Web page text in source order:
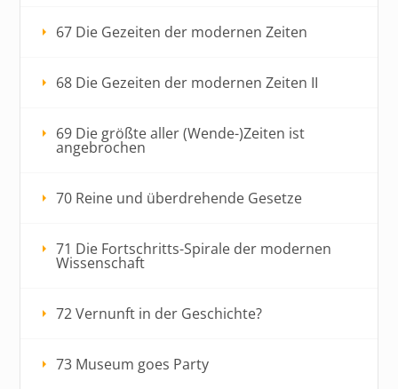
67 Die Gezeiten der modernen Zeiten
68 Die Gezeiten der modernen Zeiten II
69 Die größte aller (Wende-)Zeiten ist
angebrochen
70 Reine und überdrehende Gesetze
71 Die Fortschritts-Spirale der modernen
Wissenschaft
72 Vernunft in der Geschichte?
73 Museum goes Party